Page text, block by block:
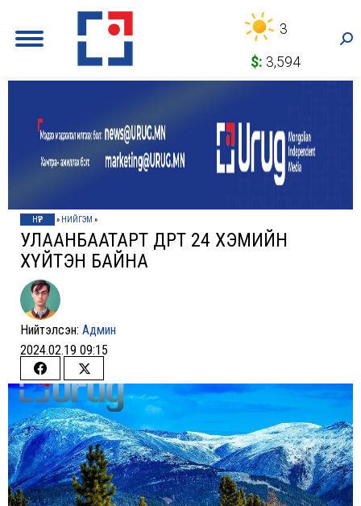
3
$: 3,594
НҮҮР » НИЙГЭМ »
УЛААНБААТАРТ ӨДӨРТӨӨ 24 ХЭМИЙН
ХҮЙТЭН БАЙНА
Нийтэлсэн: Админ
2024.02.19 09:15
Share
on
Facebook
Share
on
Twitter